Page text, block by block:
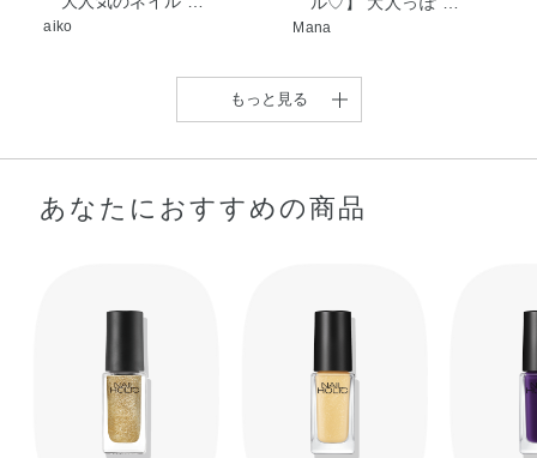
aiko Mana
【大人可愛いちゅるんネ
イル♡】 可愛さ …
【ネイル乾かす時間ない
けどおしゃれしたい …
chie
もっと見る
あなたにおすすめの商品